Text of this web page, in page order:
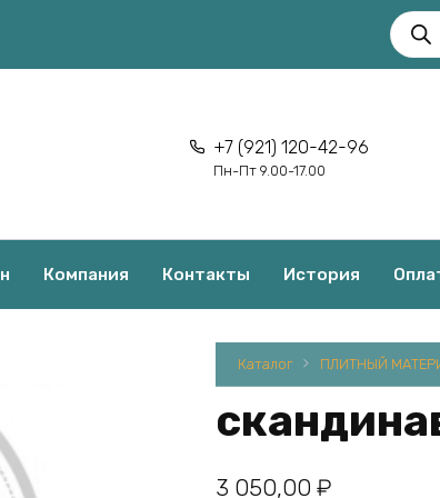
Поиск
+7 (921) 120-42-96
Пн-Пт 9.00-17.00
Компания Контакты История
Каталог ПЛИТНЫЙ
3 050,00 ₽